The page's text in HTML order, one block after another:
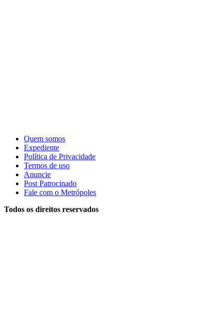
Quem somos
Expediente
Política de Privacidade
Termos de uso
Anuncie
Post Patrocinado
Fale com o Metrópoles
Todos os direitos reservados